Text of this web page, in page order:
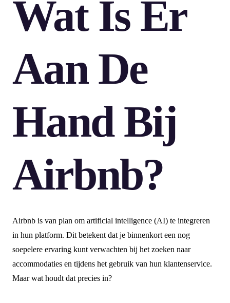
Wat Is Er
Aan De
Hand Bij
Airbnb?
Airbnb is van plan om artificial intelligence (AI) te integreren
in hun platform. Dit betekent dat je binnenkort een nog
soepelere ervaring kunt verwachten bij het zoeken naar
accommodaties en tijdens het gebruik van hun klantenservice.
Maar wat houdt dat precies in?